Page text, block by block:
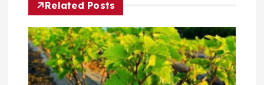
ц
и
я
Related Posts